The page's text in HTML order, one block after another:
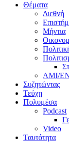
Θέματα
Διεθνή
Μήντια
AMI/
Συζητώντας
Τεύχη
Πολυμέσα
Podcast
Video
Ταυτότητα